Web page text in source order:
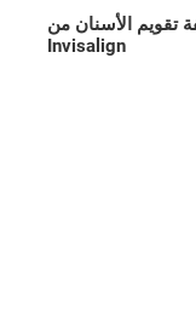
تقويم الأسنان من
Invisalign